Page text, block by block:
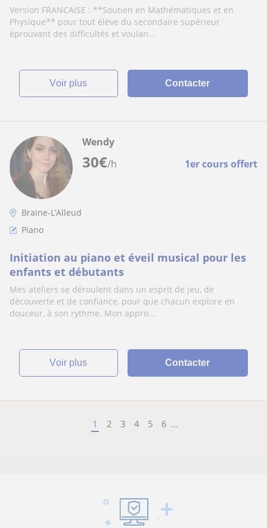
Version FRANCAISE : **Soutien en Mathématiques et en
Physique** pour tout élève du secondaire supérieur
éprouvant des difficultés et voulan...
voir plus Contacter
30€/h 1er cours offert
Wendy
Braine-L’Alleud
Piano
Initiation au piano et éveil musical pour les
enfants et débutants
Mes ateliers se déroulent dans un esprit de jeu, de
découverte et de confiance, pour que chacun explore en
douceur, à son rythme. Mon appro...
voir plus Contacter
1 2 3 4 5 6 ...